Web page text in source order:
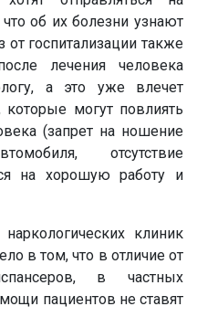
об их болезни узнают
госпитализации также
лечения человека
а это уже влечет
могут повлиять
(запрет на ношение
отсутствие
на хорошую работу и
клиник
в том, что в отличие от
в частных
пациентов не ставят